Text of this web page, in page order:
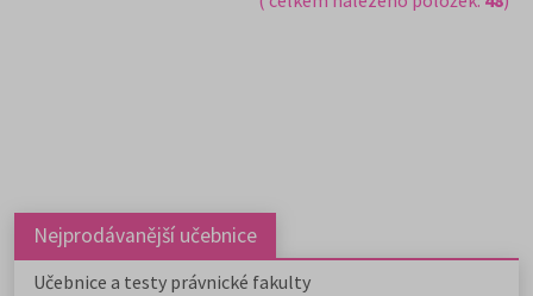
Nejprodávanější učebnice
Učebnice a testy právnické fakulty